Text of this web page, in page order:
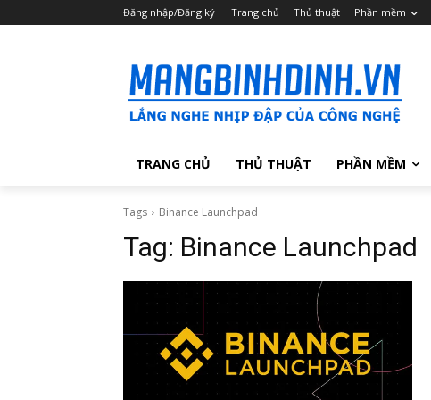
Đăng nhập/Đăng ký Trang chủ Thủ thuật Phần mềm
TRANG CHỦ THỦ THUẬT PHẦN MỀM
Tags Binance Launchpad
Tag: Binance Launchpad